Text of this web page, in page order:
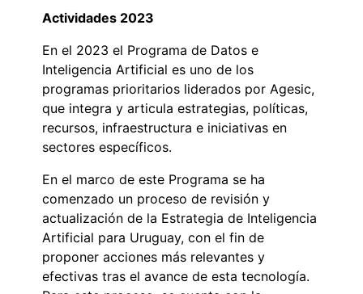
Actividades 2023
En el 2023 el Programa de Datos e
Inteligencia Artificial es uno de los
programas prioritarios liderados por Agesic,
que integra y articula estrategias, políticas,
recursos, infraestructura e iniciativas en
sectores específicos.
En el marco de este Programa se ha
comenzado un proceso de revisión y
actualización de la Estrategia de Inteligencia
Artificial para Uruguay, con el fin de
proponer acciones más relevantes y
efectivas tras el avance de esta tecnología.